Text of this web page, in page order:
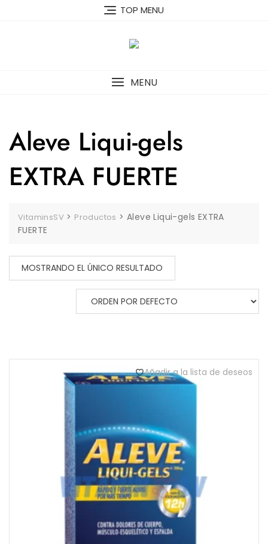
TOP MENU
MENU
Aleve Liqui-gels
EXTRA FUERTE
VitaminsSV > Productos >Aleve Liqui-gels EXTRA
FUERTE
MOSTRANDO EL ÚNICO RESULTADO
Añadir a la lista de deseos